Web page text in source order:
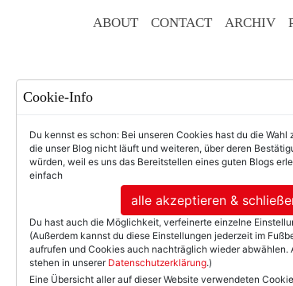
ABOUT CONTACT ARCHIV
Cookie-Info
Du kennst es schon: Bei unseren Cookies hast du die Wahl
die unser Blog nicht läuft und weiteren, über deren
würden, weil es uns das Bereitstellen eines guten Blogs
einfach
alle akzeptieren &
Du hast auch die Möglichkeit, verfeinerte einzelne
(Außerdem kannst du diese Einstellungen jederzeit im
aufrufen und Cookies auch nachträglich wieder abwählen.
stehen in unserer Datenschutzerklärung.)
Eine Übersicht aller auf dieser Website verwendeten